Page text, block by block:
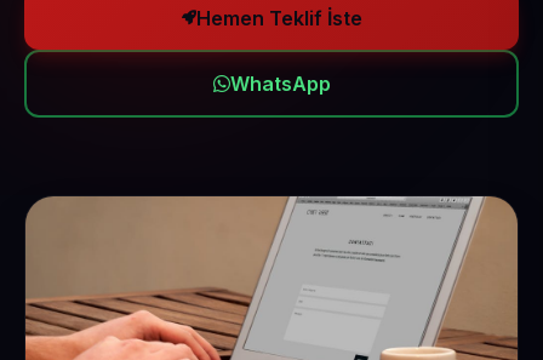
Hemen Teklif İste
WhatsApp